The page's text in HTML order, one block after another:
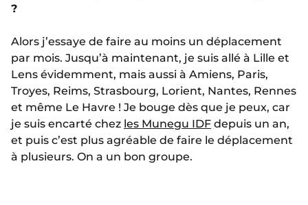
?
Alors j’essaye de faire au moins un déplacement
par mois. Jusqu’à maintenant, je suis allé à Lille et
Lens évidemment, mais aussi à Amiens, Paris,
Troyes, Reims, Strasbourg, Lorient, Nantes, Rennes
et même Le Havre ! Je bouge dès que je peux, car
je suis encarté chez les Munegu IDF depuis un an,
et puis c’est plus agréable de faire le déplacement
à plusieurs. On a un bon groupe.